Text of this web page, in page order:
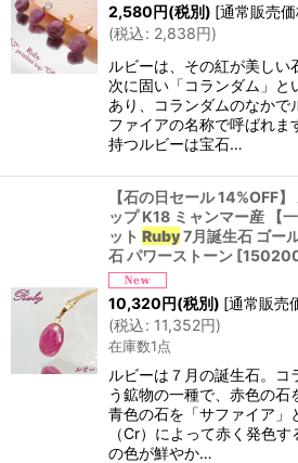
2,580円(税別) [通常販売
(税込: 2,838円)
ルビーは、その紅が美しい
次に固い「コランダム」と
あり、コランダムのなかで
ファイアの名称で呼ばれま
持つルビーは宝石…
【石の日セール 14%OFF
ップ K18 ミャンマー産 【
ット Ruby7月誕生石 ゴー
石 パワーストーン [
10,320円(税別) [通常販売
(税込: 11,352円)
在庫数1点
ルビーは７月の誕生石。コ
う鉱物の一種で、赤色の石
青色の石を「サファイア」
（Cr）によって赤く発色
の色が鮮やか…